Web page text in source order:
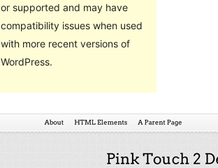
or supported and may have
compatibility issues when used
with more recent versions of
WordPress.